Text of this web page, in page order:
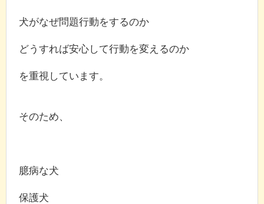
犬がなぜ問題行動をするのか
どうすれば安心して行動を変えるのか
を重視しています。
そのため、
臆病な犬
保護犬